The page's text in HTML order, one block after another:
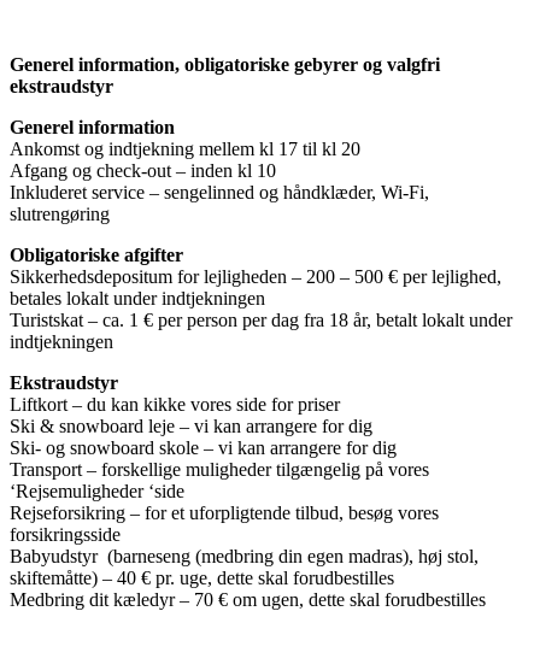
Generel information, obligatoriske gebyrer og valgfri
ekstraudstyr
Generel information
Ankomst og indtjekning mellem kl 17 til kl 20
Afgang og check-out – inden kl 10
Inkluderet service – sengelinned og håndklæder, Wi-Fi,
slutrengøring
Obligatoriske afgifter
Sikkerhedsdepositum for lejligheden – 200 – 500 € per lejlighed,
betales lokalt under indtjekningen
Turistskat – ca. 1 € per person per dag fra 18 år, betalt lokalt under
indtjekningen
Ekstraudstyr
Liftkort – du kan kikke vores side for priser
Ski & snowboard leje – vi kan arrangere for dig
Ski- og snowboard skole – vi kan arrangere for dig
Transport – forskellige muligheder tilgængelig på vores
‘Rejsemuligheder ‘side
Rejseforsikring – for et uforpligtende tilbud, besøg vores
forsikringsside
Babyudstyr (barneseng (medbring din egen madras), høj stol,
skiftemåtte) – 40 € pr. uge, dette skal forudbestilles
Medbring dit kæledyr – 70 € om ugen, dette skal forudbestilles